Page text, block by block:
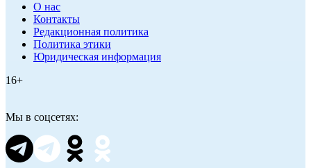
О нас
Контакты
Редакционная политика
Политика этики
Юридическая информация
16+
Мы в соцсетях: